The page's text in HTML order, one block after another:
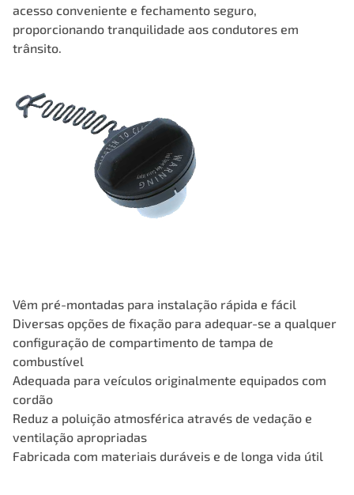
acesso conveniente e fechamento seguro,
proporcionando tranquilidade aos condutores em
trânsito.
Vêm pré-montadas para instalação rápida e fácil
Diversas opções de fixação para adequar-se a qualquer
configuração de compartimento de tampa de
combustível
Adequada para veículos originalmente equipados com
cordão
Reduz a poluição atmosférica através de vedação e
ventilação apropriadas
Fabricada com materiais duráveis e de longa vida útil